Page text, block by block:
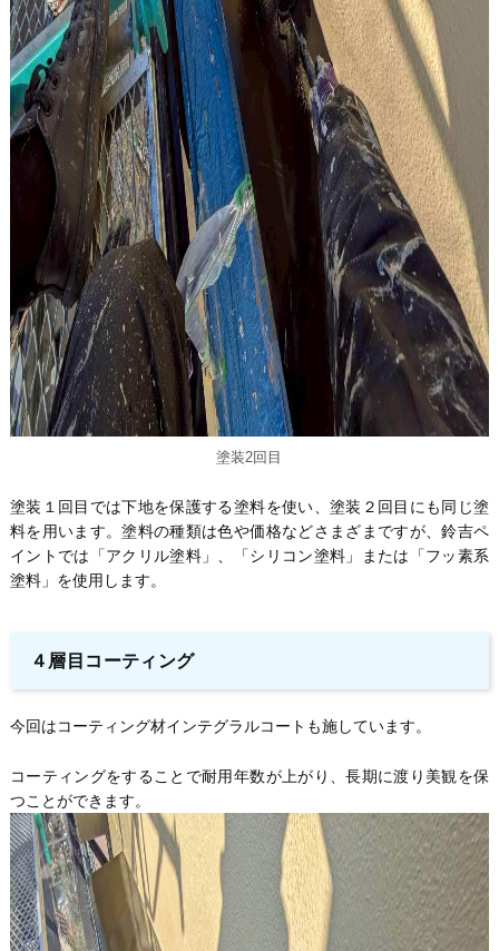
塗装2回目
塗装１回目では下地を保護する塗料を使い、塗装２回目にも同じ塗
料を用います。塗料の種類は色や価格などさまざまですが、鈴吉ペ
イントでは「アクリル塗料」、「シリコン塗料」または「フッ素系
塗料」を使用します。
４層目コーティング
今回はコーティング材インテグラルコートも施しています。
コーティングをすることで耐用年数が上がり、長期に渡り美観を保
つことができます。